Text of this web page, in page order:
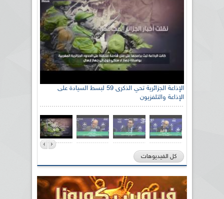
الإذاعة الجزائرية تحي الذكرى 59 لبسط السيادة على
الإذاعة والتلفزيون
كل الفيديوهات